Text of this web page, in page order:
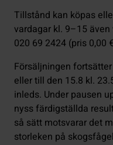
Tillstånd kan köpas
vardagar kl. 9–15
020 69 2424 (pris 0,00
Försäljningen
eller till den 15.8 kl.
inleds. Under pausen
nyss färdigställda
så sätt motsvarar det
storleken på